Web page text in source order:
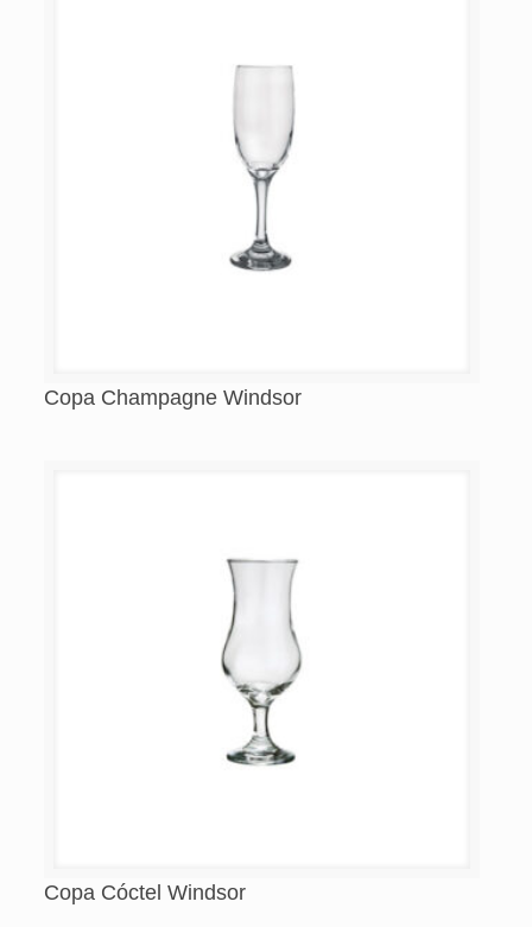
Copa Champagne Windsor
Copa Cóctel Windsor